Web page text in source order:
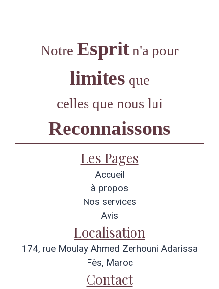
Notre Espritn'a pour
limites que
celles que nous lui
Reconnaissons
Les Pages
Accueil
à propos
Nos services
Avis
Localisation
174, rue Moulay Ahmed Zerhouni Adarissa
Fès, Maroc
Contact